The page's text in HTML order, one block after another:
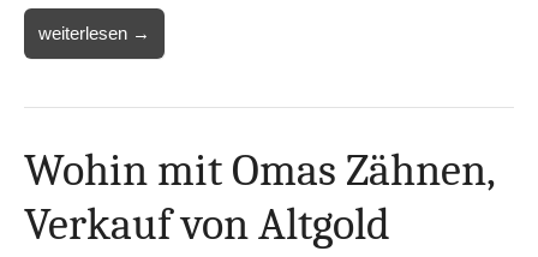
weiterlesen →
Wohin mit Omas Zähnen,
Verkauf von Altgold